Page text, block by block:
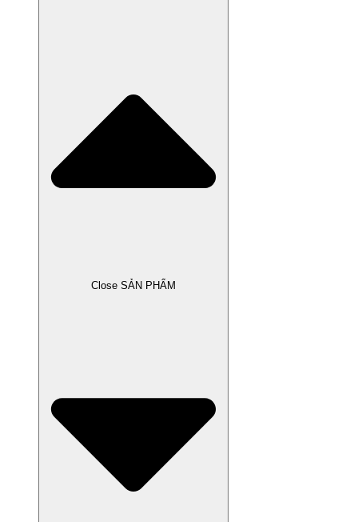
Close SẢN PHẨM